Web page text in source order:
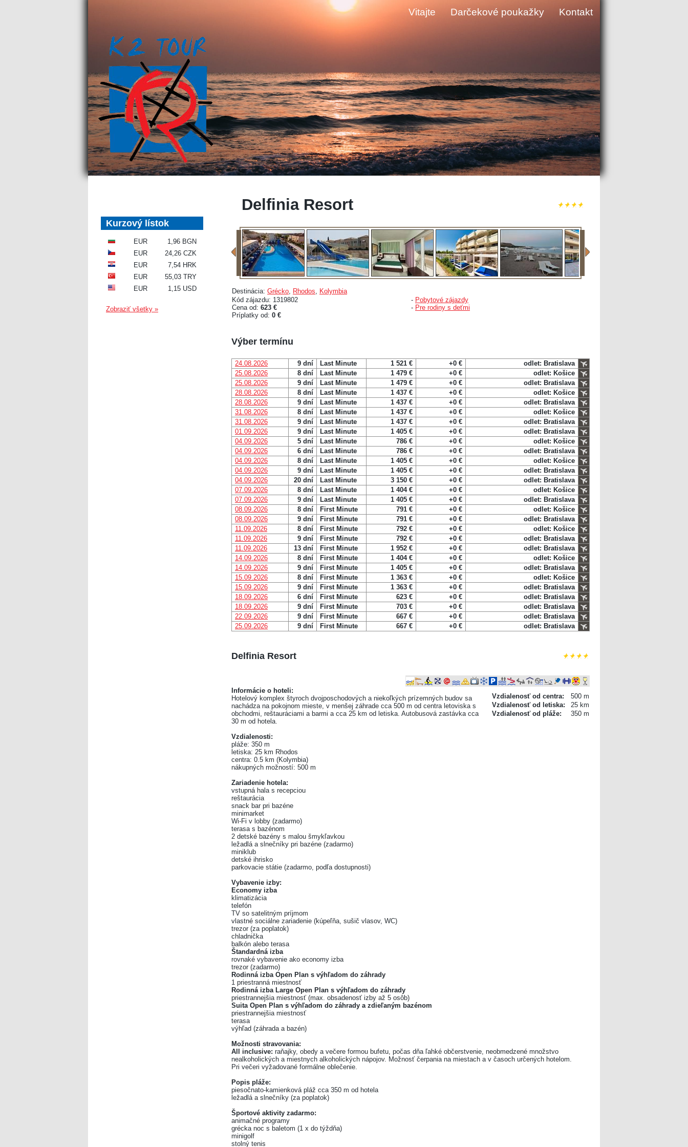
Vitajte Darčekové poukažky Kontakt
Delfinia Resort
Destinácia: Grécko, Rhodos, Kolymbia
Kód zájazdu: 1319802
Cena od: 623 €
Príplatky od: 0 €
- Pobytové zájazdy
- Pre rodiny s deťmi
Výber termínu
24.08.2026 9 dní Last Minute 1 521 € +0 €
odlet: Bratislava
25.08.2026
8 dní Last Minute 1 479 € +0 €
odlet: Košice
25.08.2026
9 dní Last Minute 1 479 € +0 €
odlet: Bratislava
28.08.2026
8 dní Last Minute 1 437 € +0 €
odlet: Košice
28.08.2026
9 dní Last Minute 1 437 € +0 €
odlet: Bratislava
31.08.2026
8 dní Last Minute 1 437 € +0 €
odlet: Košice
31.08.2026
9 dní Last Minute 1 437 € +0 €
odlet: Bratislava
01.09.2026
9 dní Last Minute 1 405 € +0 €
odlet: Bratislava
04.09.2026
5 dní Last Minute 786 € +0 €
odlet: Košice
04.09.2026
6 dní Last Minute 786 € +0 €
odlet: Bratislava
04.09.2026
8 dní Last Minute 1 405 € +0 €
odlet: Košice
04.09.2026
9 dní Last Minute 1 405 € +0 €
odlet: Bratislava
04.09.2026
20 dní Last Minute 3 150 € +0 €
odlet: Bratislava
07.09.2026
8 dní Last Minute 1 404 € +0 €
odlet: Košice
07.09.2026
9 dní Last Minute 1 405 € +0 €
odlet: Bratislava
08.09.2026
8 dní First Minute 791 € +0 €
odlet: Košice
08.09.2026
9 dní First Minute 791 € +0 €
odlet: Bratislava
11.09.2026
8 dní First Minute 792 € +0 €
odlet: Košice
11.09.2026
9 dní First Minute 792 € +0 €
odlet: Bratislava
11.09.2026
13 dní First Minute 1 952 € +0 €
odlet: Bratislava
14.09.2026
8 dní First Minute 1 404 € +0 €
odlet: Košice
14.09.2026
9 dní First Minute 1 405 € +0 €
odlet: Bratislava
15.09.2026
8 dní First Minute 1 363 € +0 €
odlet: Košice
15.09.2026
9 dní First Minute 1 363 € +0 €
odlet: Bratislava
18.09.2026
6 dní First Minute 623 € +0 €
odlet: Bratislava
18.09.2026
9 dní First Minute 703 € +0 €
odlet: Bratislava
22.09.2026
9 dní First Minute 667 € +0 €
odlet: Bratislava
25.09.2026
9 dní First Minute 667 € +0 € odlet: Bratislava
Delfinia Resort
Vzdialenosť od centra:
500 m
Vzdialenosť od letiska:
25 km
Vzdialenosť od pláže:
350 m
Informácie o hoteli:
Hotelový komplex štyroch dvojposchodových a niekoľkých prízemných budov sa
nachádza na pokojnom mieste, v menšej záhrade cca 500 m od centra letoviska s
obchodmi, reštauráciami a barmi a cca 25 km od letiska. Autobusová zastávka cca
30 m od hotela.
Vzdialenosti:
pláže: 350 m
letiska: 25 km Rhodos
centra: 0.5 km (Kolymbia)
nákupných možností: 500 m
Zariadenie hotela:
vstupná hala s recepciou
reštaurácia
snack bar pri bazéne
minimarket
Wi-Fi v lobby (zadarmo)
terasa s bazénom
2 detské bazény s malou šmykľavkou
ležadlá a slnečníky pri bazéne (zadarmo)
miniklub
detské ihrisko
parkovacie státie (zadarmo, podľa dostupnosti)
Vybavenie izby:
Economy izba
klimatizácia
telefón
TV so satelitným príjmom
vlastné sociálne zariadenie (kúpeľňa, sušič vlasov, WC)
trezor (za poplatok)
chladnička
balkón alebo terasa
Štandardná izba
rovnaké vybavenie ako economy izba
trezor (zadarmo)
Rodinná izba Open Plan s výhľadom do záhrady
1 priestranná miestnosť
Rodinná izba Large Open Plan s výhľadom do záhrady
priestrannejšia miestnosť (max. obsadenosť izby až 5 osôb)
Suita Open Plan s výhľadom do záhrady a zdieľaným bazénom
priestrannejšia miestnosť
terasa
výhľad (záhrada a bazén)
Možnosti stravovania:
All inclusive: raňajky, obedy a večere formou bufetu, počas dňa ľahké občerstvenie, neobmedzené množstvo
nealkoholických a miestnych alkoholických nápojov. Možnosť čerpania na miestach a v časoch určených hotelom.
Pri večeri vyžadované formálne oblečenie.
Popis pláže:
piesočnato-kamienková pláž cca 350 m od hotela
ležadlá a slnečníky (za poplatok)
Športové aktivity zadarmo:
animačné programy
grécka noc s baletom (1 x do týždňa)
minigolf
stolný tenis
Kurzový lístok
EUR
1,96 BGN
EUR
24,26 CZK
EUR
7,54 HRK
EUR
55,03 TRY
EUR
1,15 USD
Zobraziť všetky »